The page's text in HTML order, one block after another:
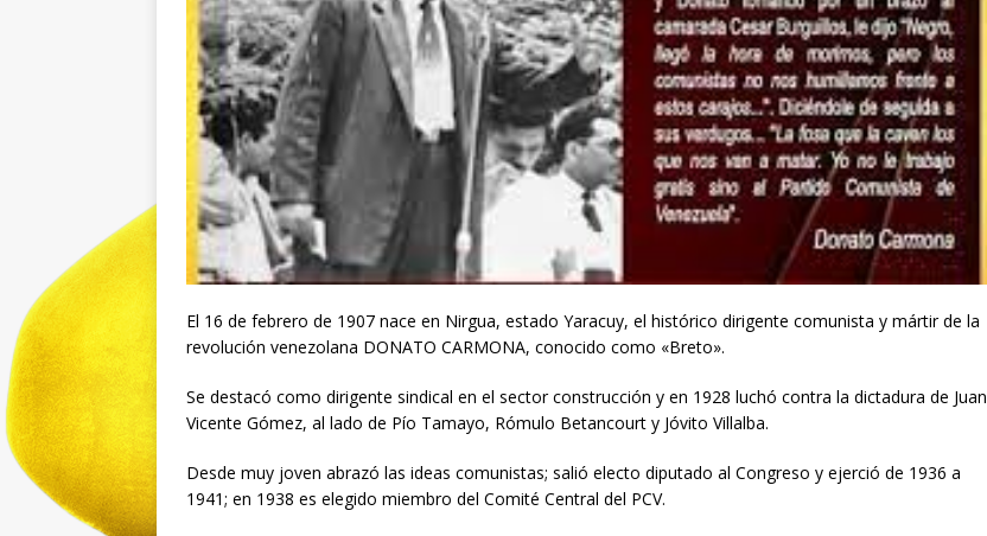
El 16 de febrero de 1907 nace en Nirgua, estado Yaracuy, el histórico dirigente comunista y mártir de la
revolución venezolana DONATO CARMONA, conocido como «Breto».
Se destacó como dirigente sindical en el sector construcción y en 1928 luchó contra la dictadura de Juan
Vicente Gómez, al lado de Pío Tamayo, Rómulo Betancourt y Jóvito Villalba.
Desde muy joven abrazó las ideas comunistas; salió electo diputado al Congreso y ejerció de 1936 a
1941; en 1938 es elegido miembro del Comité Central del PCV.